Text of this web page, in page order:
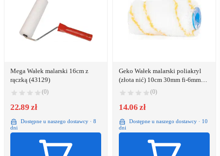
Mega Wałek malarski 16cm z
rączką (43129)
(0)
22.89 zł
Dostępne u naszego dostawcy · 8
dni
Geko Wałek malarski poliakryl
(złota nić) 10cm 30mm fi-6mm
(0)
14.06 zł
Dostępne u naszego dostawcy · 10
dni